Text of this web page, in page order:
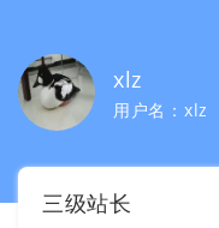
xlz
用户名：xlz
三级站长